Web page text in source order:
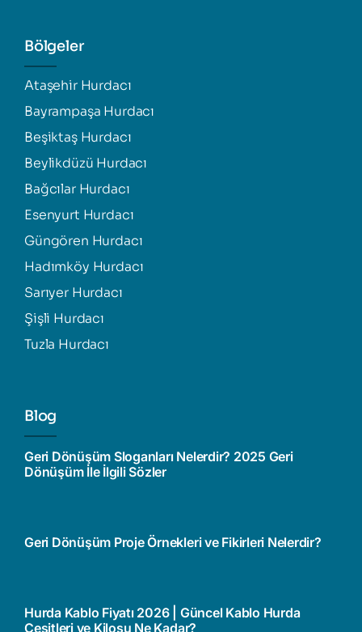
Bölgeler
Ataşehir Hurdacı
Bayrampaşa Hurdacı
Beşiktaş Hurdacı
Beylikdüzü Hurdacı
Bağcılar Hurdacı
Esenyurt Hurdacı
Güngören Hurdacı
Hadımköy Hurdacı
Sarıyer Hurdacı
Şişli Hurdacı
Tuzla Hurdacı
Blog
Geri Dönüşüm Sloganları Nelerdir? 2025 Geri
Dönüşüm İle İlgili Sözler
Geri Dönüşüm Proje Örnekleri ve Fikirleri Nelerdir?
Hurda Kablo Fiyatı 2026 | Güncel Kablo Hurda
Çeşitleri ve Kilosu Ne Kadar?